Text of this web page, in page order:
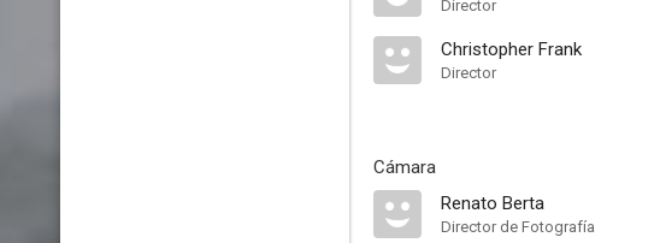
Director
Christopher Frank
Director
Cámara
Renato Berta
Director de Fotografía